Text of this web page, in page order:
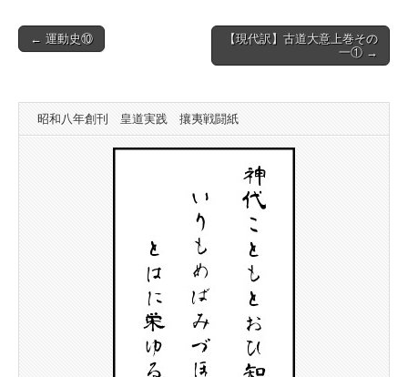
Post
← 運動史⑩
【現代訳】古道大意上巻その
一① →
昭和八年創刊 皇道実践 攘夷戦闘紙